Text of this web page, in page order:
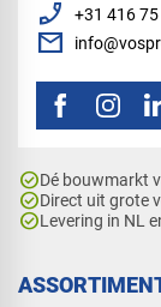
phone_enabled +31 416
mail
check_circleDé bouwmarkt
check_circleDirect uit grote
check_circleLevering in NL